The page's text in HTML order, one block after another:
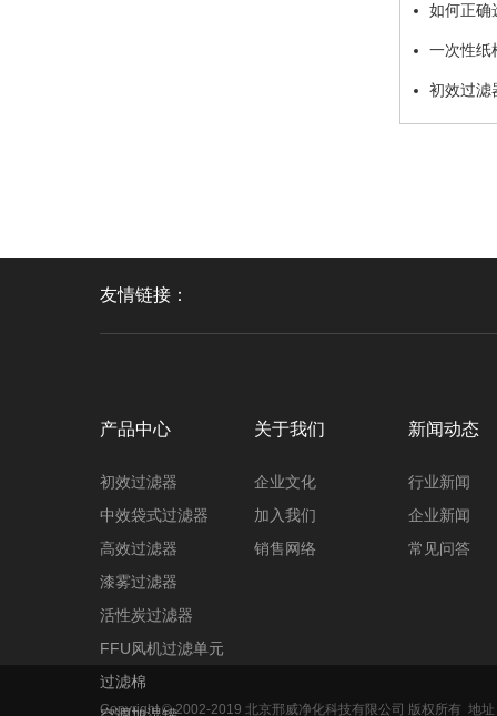
如何正确
一次性纸
初效过滤
友情链接：
产品中心
初效过滤器
中效袋式过滤器
高效过滤器
漆雾过滤器
活性炭过滤器
FFU风机过滤单元
过滤棉
关于我们
企业文化
加入我们
销售网络
新闻动态
行业新闻
企业新闻
常见问答
Copyright © 2002-2019 北京邢威净化科技有限公司 版权所有 地